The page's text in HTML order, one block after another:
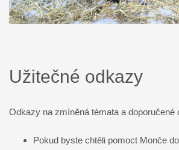
Užitečné odkazy
Odkazy na zmíněná témata a doporučené
Pokud byste chtěli pomoct Monče